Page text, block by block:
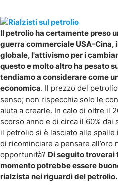
Il petrolio ha certamente preso
guerra commerciale USA-
globale, l'attivismo per i
questo e molto altro ha pesato
tendiamo a considerare come
economica. Il prezzo del
senso; non rispecchia solo le
aiuta a crearle. In calo di oltre il
scorso anno e di circa il 60%
il petrolio si è lasciato alle
di ricominciare a pensare all’oro
opportunità? Di seguito troverai
momento potrebbe essere
rialzista nei riguardi del petrolio.